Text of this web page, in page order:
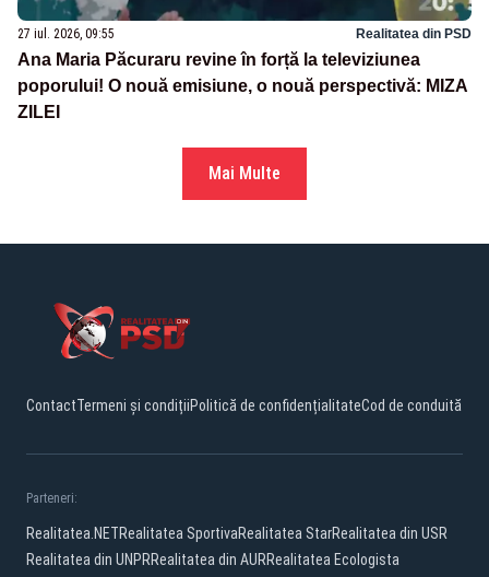
27 iul. 2026, 09:55 Realitatea din PSD
Ana Maria Păcuraru revine în forță la televiziunea
poporului! O nouă emisiune, o nouă perspectivă: MIZA
ZILEI
Mai Multe
ContactTermeni și condițiiPolitică de confidențialitateCod de conduită
Parteneri:
Realitatea.NETRealitatea SportivaRealitatea StarRealitatea din USR
Realitatea din UNPRRealitatea din AURRealitatea Ecologista